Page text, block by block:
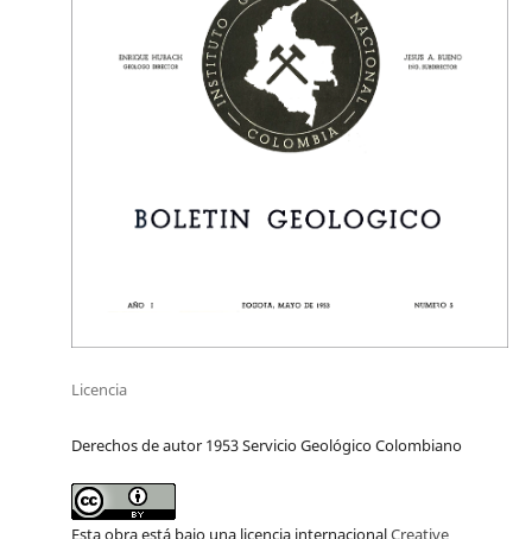
Licencia
Derechos de autor 1953 Servicio Geológico Colombiano
Esta obra está bajo una licencia internacionalCreative